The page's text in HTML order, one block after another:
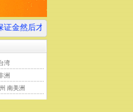
务100%是骗子，请大家多多关注
湾
洲
南美洲